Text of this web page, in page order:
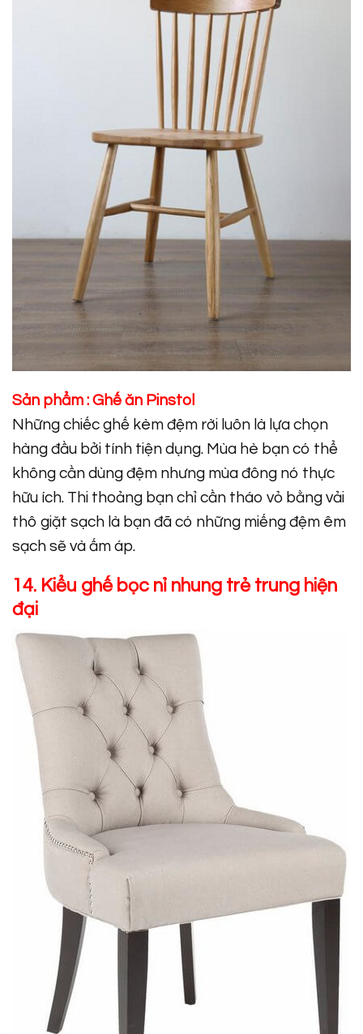
Sản phẩm : Ghế ăn Pinstol
Những chiếc ghế kèm đệm rời luôn là lựa chọn
hàng đầu bởi tính tiện dụng. Mùa hè bạn có thể
không cần dùng đệm nhưng mùa đông nó thực
hữu ích. Thi thoảng bạn chỉ cần tháo vỏ bằng vải
thô giặt sạch là bạn đã có những miếng đệm êm
sạch sẽ và ấm áp.
14. Kiểu ghế bọc nỉ nhung trẻ trung hiện
đại